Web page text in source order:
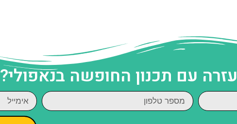
עזרה עם תכנון החופשה בנאפולי?